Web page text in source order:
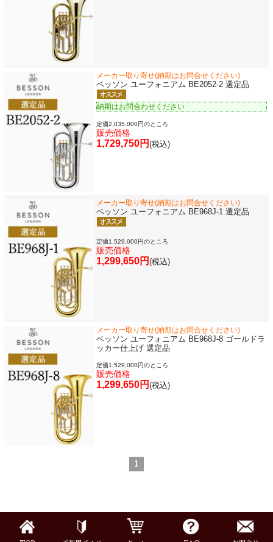
メーカー取り寄せ(納期はお問合せください)
ベッソン ユーフォニアム BE2052-2 選定品
納期はお問合わせください
定価2,035,000円のところ
販売価格
1,729,750円 (税込)
メーカー取り寄せ(納期はお問合せください)
ベッソン ユーフォニアム BE968J-1 選定品
定価1,529,000円のところ
販売価格
1,299,650円 (税込)
メーカー取り寄せ(納期はお問合せください)
ベッソン ユーフォニアム BE968J-8 ゴールドラ
ッカー仕上げ 選定品
定価1,529,000円のところ
販売価格
1,299,650円 (税込)
1